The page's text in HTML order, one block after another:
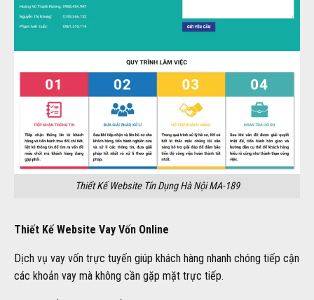
Thiết Kế Website Tín Dụng Hà Nội MA-189
Thiết Kế Website Vay Vốn Online
Dịch vụ vay vốn trực tuyến giúp khách hàng nhanh chóng tiếp cận
các khoản vay mà không cần gặp mặt trực tiếp.